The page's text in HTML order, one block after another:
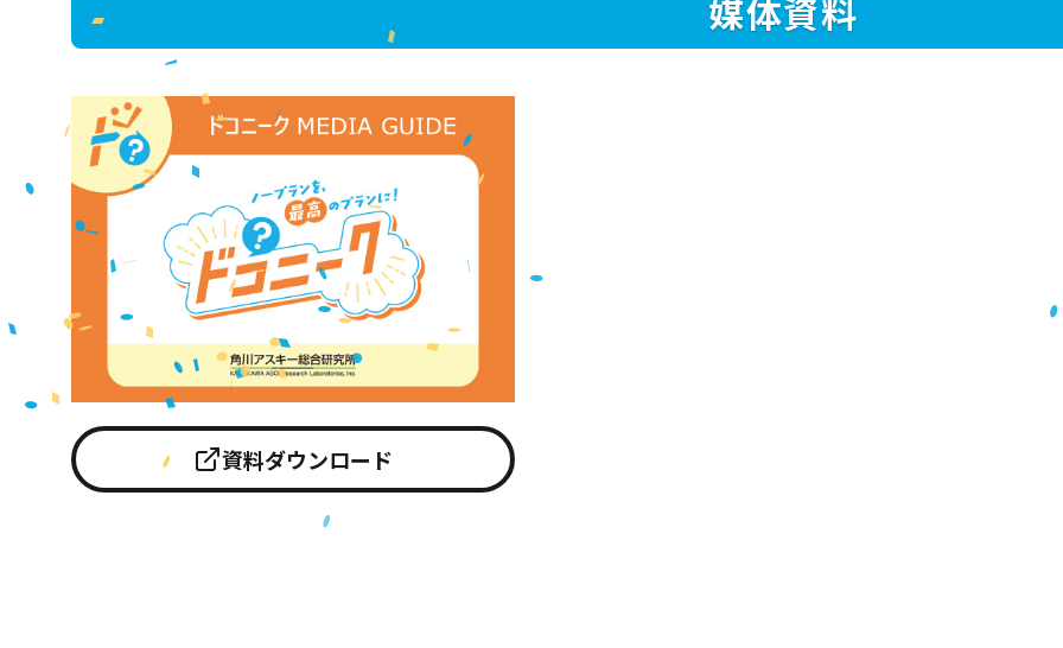
媒体資料
資料ダウンロード